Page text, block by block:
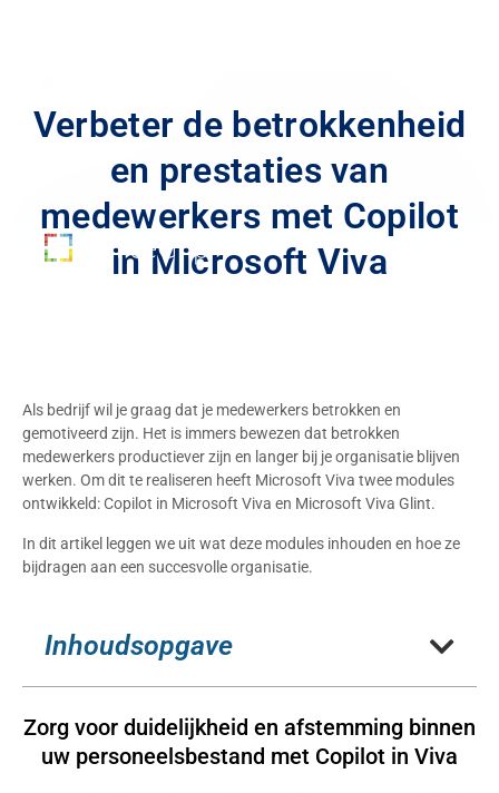
Verbeter de betrokkenheid
en prestaties van
medewerkers met Copilot
in Microsoft Viva
Als bedrijf wil je graag dat je medewerkers betrokken en
gemotiveerd zijn. Het is immers bewezen dat betrokken
medewerkers productiever zijn en langer bij je organisatie blijven
werken. Om dit te realiseren heeft Microsoft Viva twee modules
ontwikkeld: Copilot in Microsoft Viva en Microsoft Viva Glint.
In dit artikel leggen we uit wat deze modules inhouden en hoe ze
bijdragen aan een succesvolle organisatie.
Inhoudsopgave
Zorg voor duidelijkheid en afstemming binnen
uw personeelsbestand met Copilot in Viva